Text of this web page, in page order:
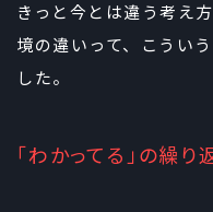
きっと今とは違う考え
境の違いって、こうい
した。
「わかってる」の繰り